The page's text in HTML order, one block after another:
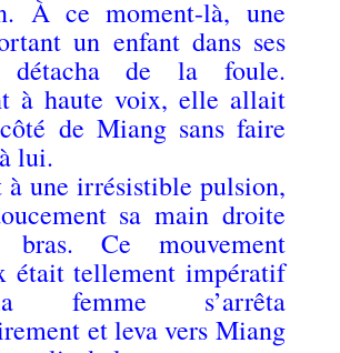
À ce moment-là, une
un enfant dans ses
détacha de la foule.
à haute voix, elle allait
de Miang sans faire
lui.
à une irrésistible pulsion,
sa main droite
Ce mouvement
était tellement impératif
femme s’arrêta
et leva vers Miang